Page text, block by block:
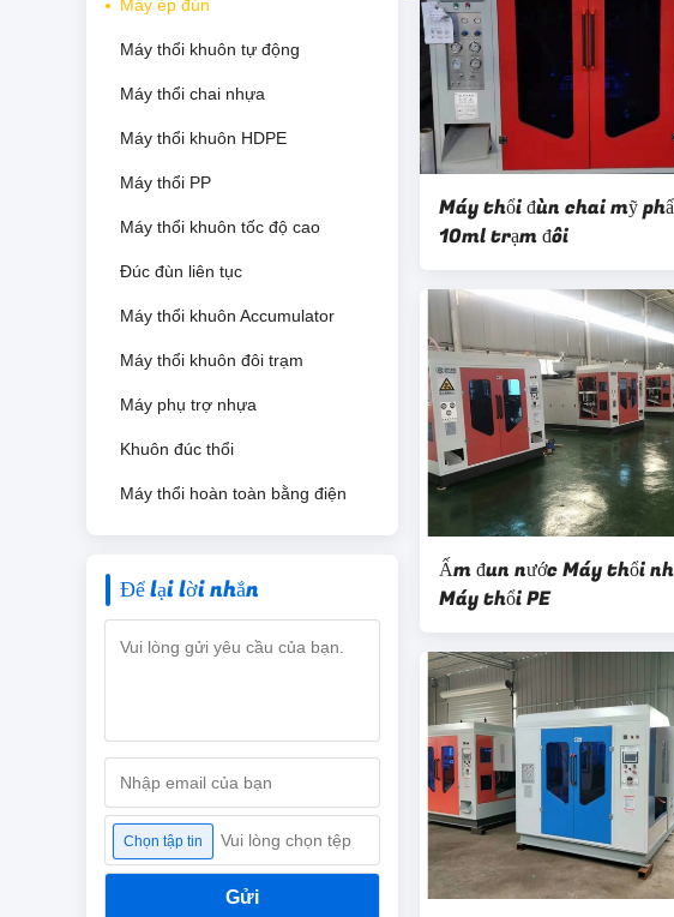
Máy ép đùn
Máy thổi khuôn tự động
Máy thổi chai nhựa
Máy thổi khuôn HDPE
Máy thổi PP
Máy thổi khuôn tốc độ cao
Đúc đùn liên tục
Máy thổi khuôn Accumulator
Máy thổi khuôn đôi trạm
Máy phụ trợ nhựa
Khuôn đúc thổi
Máy thổi hoàn toàn bằng điện
Để lại lời nhắn
Chọn tập tin Vui lòng chọn tệp
Gửi
Máy thổi đùn chai mỹ
10ml trạm đôi
Ấm đun nước Máy thổi
Máy thổi PE